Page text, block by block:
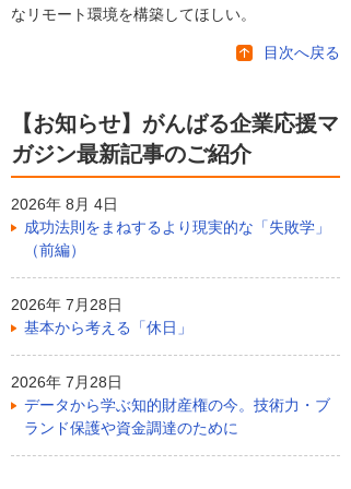
なリモート環境を構築してほしい。
目次へ戻る
【お知らせ】がんばる企業応援マ
ガジン最新記事のご紹介
2026年 8月 4日
成功法則をまねするより現実的な「失敗学」
（前編）
2026年 7月28日
基本から考える「休日」
2026年 7月28日
データから学ぶ知的財産権の今。技術力・ブ
ランド保護や資金調達のために